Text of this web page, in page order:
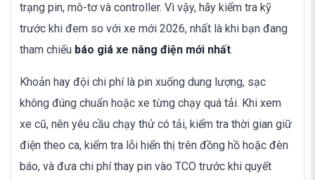
trạng pin, mô-tơ và controller. Vì vậy, hãy kiểm tra kỹ
trước khi đem so với xe mới 2026, nhất là khi bạn đang
tham chiếu báo giá xe nâng điện mới nhất.
Khoản hay đội chi phí là pin xuống dung lượng, sạc
không đúng chuẩn hoặc xe từng chạy quá tải. Khi xem
xe cũ, nên yêu cầu chạy thử có tải, kiểm tra thời gian giữ
điện theo ca, kiểm tra lỗi hiển thị trên đồng hồ hoặc đèn
báo, và đưa chi phí thay pin vào TCO trước khi quyết